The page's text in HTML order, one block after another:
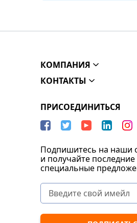
КОМПАНИЯ
КОНТАКТЫ
ПРИСОЕДИНИТЬСЯ
Подпишитесь на наши
и получайте
специальные